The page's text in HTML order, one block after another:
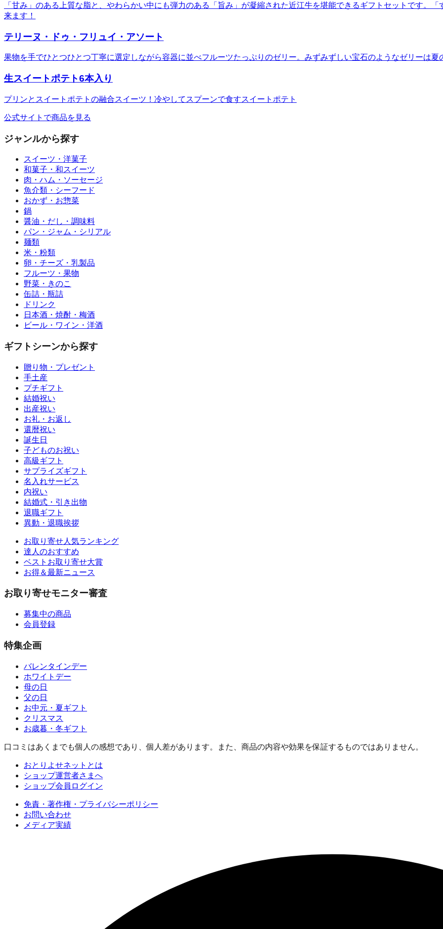
「甘み」のある上質な脂と、やわらかい中にも弾力のある「旨み」が凝縮された近江牛を堪能できるギフトセットです。
来ます！
テリーヌ・ドゥ・フリュイ・アソート
果物を手でひとつひとつ丁寧に選定しながら容器に並べフルーツたっぷりのゼリー。みずみずしい宝石のようなゼリーは夏
生スイートポテト6本入り
プリンとスイートポテトの融合スイーツ！冷やしてスプーンで食すスイートポテト
公式サイトで商品を見る
ジャンルから探す
スイーツ・洋菓子
和菓子・和スイーツ
肉・ハム・ソーセージ
魚介類・シーフード
おかず・お惣菜
鍋
醤油・だし・調味料
パン・ジャム・シリアル
麺類
米・粉類
卵・チーズ・乳製品
フルーツ・果物
野菜・きのこ
缶詰・瓶詰
ドリンク
日本酒・焼酎・梅酒
ビール・ワイン・洋酒
ギフトシーンから探す
贈り物・プレゼント
手土産
プチギフト
結婚祝い
出産祝い
お礼・お返し
還暦祝い
誕生日
子どものお祝い
高級ギフト
サプライズギフト
名入れサービス
内祝い
結婚式・引き出物
退職ギフト
異動・退職挨拶
お取り寄せ人気ランキング
達人のおすすめ
ベストお取り寄せ大賞
お得＆最新ニュース
お取り寄せモニター審査
募集中の商品
会員登録
特集企画
バレンタインデー
ホワイトデー
母の日
父の日
お中元・夏ギフト
クリスマス
お歳暮・冬ギフト
口コミはあくまでも個人の感想であり、個人差があります。また、商品の内容や効果を保証するものではありません。
おとりよせネットとは
ショップ運営者さまへ
ショップ会員ログイン
免責・著作権・プライバシーポリシー
お問い合わせ
メディア実績